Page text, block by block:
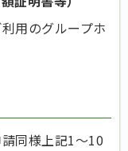
用のグループホ
同様上記1～10